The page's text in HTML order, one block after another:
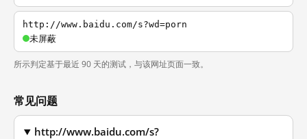
http://www.baidu.com/s?wd=porn
未屏蔽
所示判定基于最近 90 天的测试，与该网址页面一致。
常见问题
http://www.baidu.com/s?